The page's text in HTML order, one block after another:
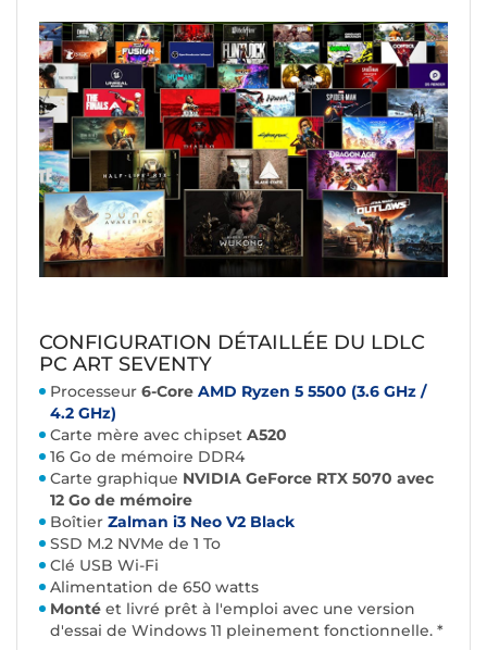
CONFIGURATION DÉTAILLÉE DU LDLC
PC ART SEVENTY
Processeur 6-Core AMD Ryzen 5 5500 (3.6 GHz /
4.2 GHz)
Carte mère avec chipset A520
16 Go de mémoire DDR4
Carte graphique NVIDIA GeForce RTX 5070 avec
12 Go de mémoire
Boîtier Zalman i3 Neo V2 Black
SSD M.2 NVMe de 1 To
Clé USB Wi-Fi
Alimentation de 650 watts
Monté et livré prêt à l'emploi avec une version
d'essai de Windows 11 pleinement fonctionnelle. *